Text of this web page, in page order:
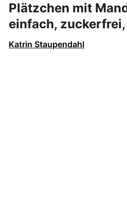
Plätzchen mit
einfach,
Katrin Staupendahl